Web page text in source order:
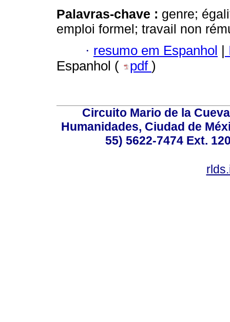
Palavras-chave : genre;
emploi formel; travail non
· resumo em Espanhol
Espanhol (
pdf )
Circuito Mario de la
Humanidades, Ciudad de
55) 5622-7474 Ext.